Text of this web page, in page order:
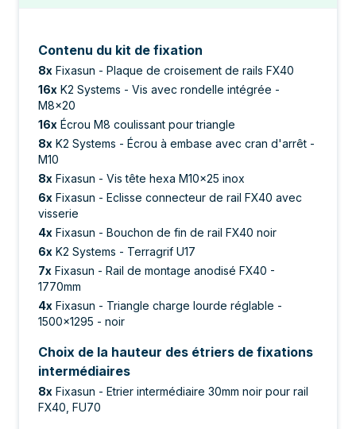
Contenu du kit de fixation
8x Fixasun - Plaque de croisement de rails FX40
16x K2 Systems - Vis avec rondelle intégrée -
M8x20
16x Écrou M8 coulissant pour triangle
8x K2 Systems - Écrou à embase avec cran d'arrêt -
M10
8x Fixasun - Vis tête hexa M10x25 inox
6x Fixasun - Eclisse connecteur de rail FX40 avec
visserie
4x Fixasun - Bouchon de fin de rail FX40 noir
6x K2 Systems - Terragrif U17
7x Fixasun - Rail de montage anodisé FX40 -
1770mm
4x Fixasun - Triangle charge lourde réglable -
1500x1295 - noir
Choix de la hauteur des étriers de fixations
intermédiaires
8x Fixasun - Etrier intermédiaire 30mm noir pour rail
FX40, FU70